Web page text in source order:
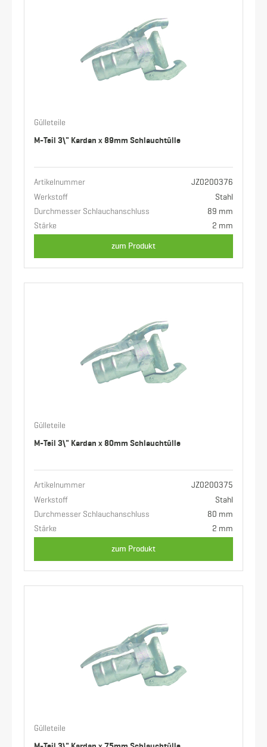
Gülleteile
M-Teil 3\" Kardan x 89mm Schlauchtülle
Artikelnummer
JZ0200376
Werkstoff
Stahl
Durchmesser Schlauchanschluss
89 mm
Stärke
2 mm
zum Produkt
Gülleteile
M-Teil 3\" Kardan x 80mm Schlauchtülle
Artikelnummer
JZ0200375
Werkstoff
Stahl
Durchmesser Schlauchanschluss
80 mm
Stärke
2 mm
zum Produkt
Gülleteile